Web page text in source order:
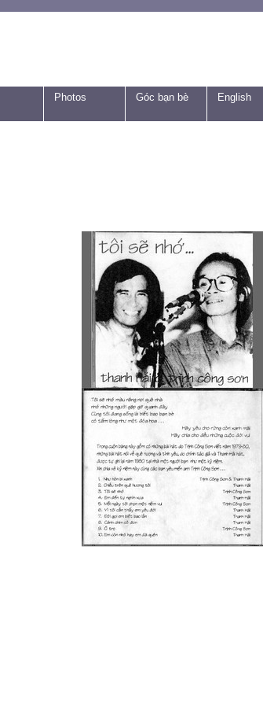
Photos Góc bạn bè English